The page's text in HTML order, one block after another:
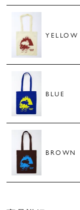
YELLOW
BLUE
BROWN